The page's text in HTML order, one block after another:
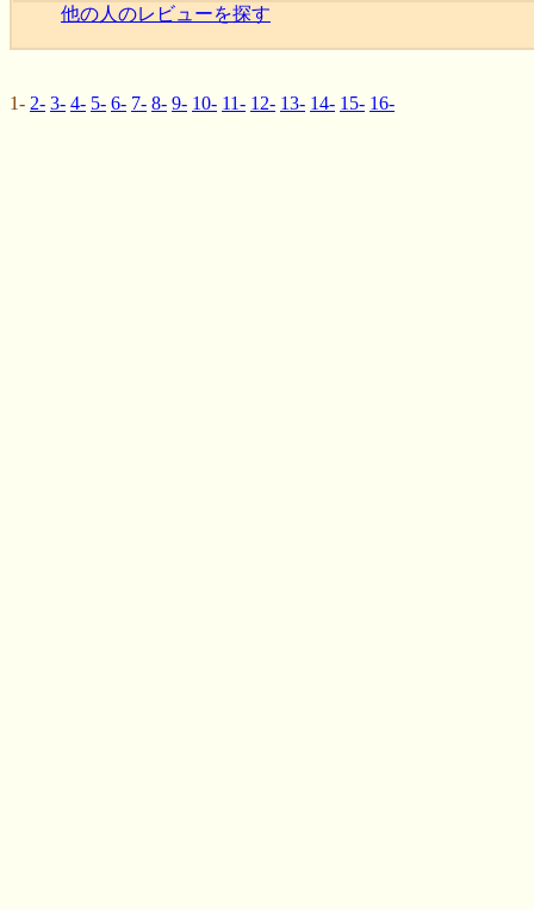
他の人のレビューを探す
1- 2- 3- 4- 5- 6- 7- 8- 9- 10- 11- 12- 13- 14- 15- 16-